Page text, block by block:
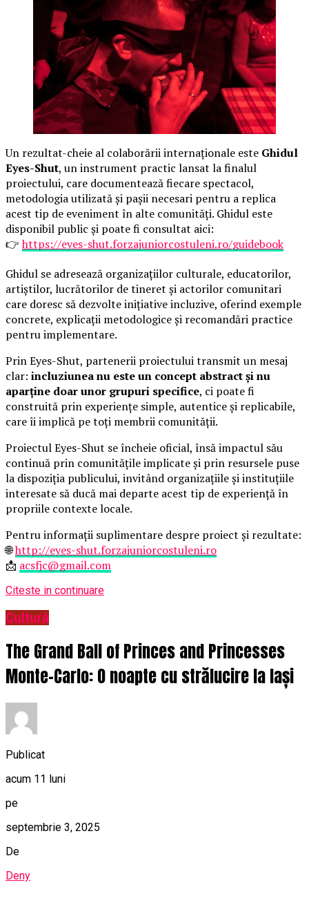
Un rezultat-cheie al colaborării internaționale este Ghidul
Eyes-Shut, un instrument practic lansat la finalul
proiectului, care documentează fiecare spectacol,
metodologia utilizată și pașii necesari pentru a replica
acest tip de eveniment în alte comunități. Ghidul este
disponibil public și poate fi consultat aici:
👉https://eyes-shut.forzajuniorcostuleni.ro/guidebook
Ghidul se adresează organizațiilor culturale, educatorilor,
artiștilor, lucrătorilor de tineret și actorilor comunitari
care doresc să dezvolte inițiative incluzive, oferind exemple
concrete, explicații metodologice și recomandări practice
pentru implementare.
Prin Eyes-Shut, partenerii proiectului transmit un mesaj
clar: incluziunea nu este un concept abstract și nu
aparține doar unor grupuri specifice, ci poate fi
construită prin experiențe simple, autentice și replicabile,
care îi implică pe toți membrii comunității.
Proiectul Eyes-Shut se încheie oficial, însă impactul său
continuă prin comunitățile implicate și prin resursele puse
la dispoziția publicului, invitând organizațiile și instituțiile
interesate să ducă mai departe acest tip de experiență în
propriile contexte locale.
Pentru informații suplimentare despre proiect și rezultate:
🌐http://eyes-shut.forzajuniorcostuleni.ro
📩 acsfjc@gmail.com
Citeste in continuare
Cultură
The Grand Ball of Princes and Princesses
Monte-Carlo: O noapte cu strălucire la Iași
Publicat
acum 11 luni
pe
septembrie 3, 2025
De
Deny